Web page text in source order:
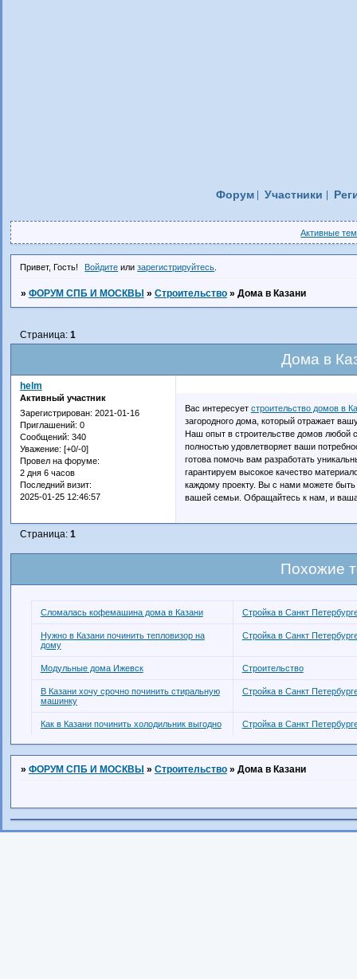
Форум Участники
Активные
Привет, Гость! Войдите илизарегистрируйтесь
» ФОРУМ СПБ И МОСКВЫ » Строительство » Дома в Казани
Дома в
Страница: 1
helm
Активный участник
Зарегистрирован: 2021-01-16
Приглашений: 0
Сообщений: 340
Уважение: [+0/-0]
Провел на форуме:
2 дня 6 часов
Последний визит:
2025-01-25 12:46:57
Вас интересует строительство домов в
загородного дома, который отражает
Наш опыт в строительстве домов любой
полностью удовлетворяет ваши
готова помочь вам разработать
гарантируем высокое качество
каждому проекту. Вы с нами можете
вашей семьи. Обращайтесь к нам, и
Страница: 1
Похожие
Сломалась кофемашина дома в Казани Стройка в Санкт
Нужно в Казани починить тепловизор на
дому
Стройка в Санкт
Модульные дома Ижевск Строительство
В Казани хочу срочно починить стиральную
машинку
Стройка в Санкт
Как в Казани починить холодильник выгодно Стройка в Санкт
» ФОРУМ СПБ И МОСКВЫ » Строительство » Дома в Казани